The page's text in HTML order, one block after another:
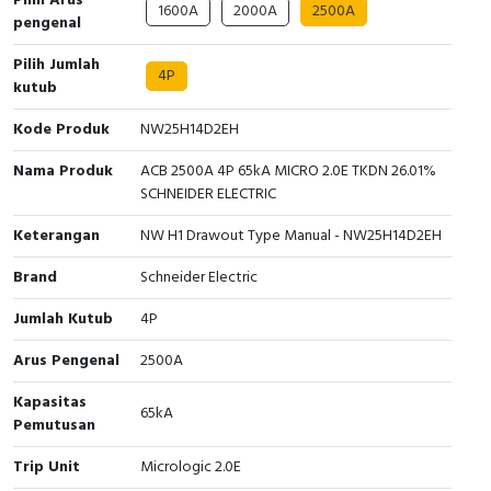
Interactive Flat Panel (IFP)
Extension Power Socket
Vacuum
EcoStruxure Terminal Expert
Pendant / Crane Controller
Panel Kendali
Selector Iluminasi
Flash Buzzers
Potensiometer
Joystick Controller
Foot Switch
Tower Light
Accessories
Exlhoist / Wireless Crane Controller
Terminal Block
Engsel / Hinge
Industrial Plug & Socket
Busbar
Junction Box
MCB Box
Motion Sensors
Accessories
Accessories Elektrikal
Empty Box
Inverter
FRENIC
Electric Motor
Accessories
Digistart
Testers
Compact Data Loggers
Field Measuring
pengenal
1600A 2000A 2500A
Pilih Jumlah
kutub
4P
Kode Produk
NW25H14D2EH
Nama Produk
ACB 2500A 4P 65kA MICRO 2.0E TKDN 26.01%
SCHNEIDER ELECTRIC
Keterangan
NW H1 Drawout Type Manual - NW25H14D2EH
Brand
Schneider Electric
Jumlah Kutub
4P
Arus Pengenal
2500A
Kapasitas
Pemutusan
65kA
Trip Unit
Micrologic 2.0E